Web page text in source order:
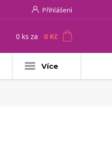
Přihlášení
0 ks za 0 Kč
Více